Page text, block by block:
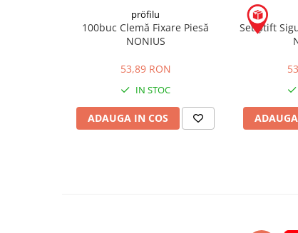
Produse pentru Curățare
pröfilu
100buc Clemă Fixare Piesă
NONIUS
53,89 RON
IN STOC
ADAUGA IN COS
Set Știft